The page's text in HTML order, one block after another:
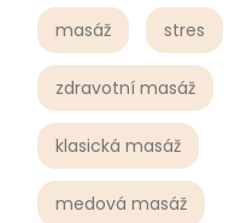
masáž stres
zdravotní masáž
klasická masáž
medová masáž